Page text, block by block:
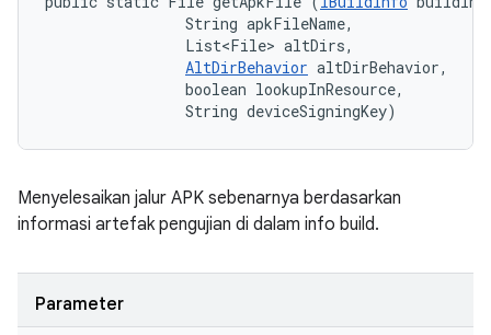
                String apkFileName,
                List<File> altDirs,
AltDirBehavior altDirBehavior,
                boolean lookupInResource,
                String deviceSigningKey)
Menyelesaikan jalur APK sebenarnya berdasarkan
informasi artefak pengujian di dalam info build.
Parameter